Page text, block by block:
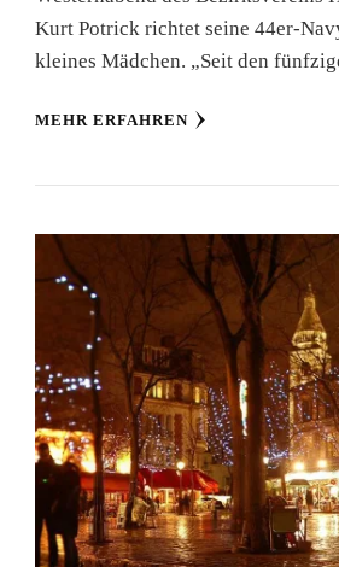
Kurt Potrick richtet seine 44er-
kleines Mädchen. „Seit den
MEHR ERFAHREN